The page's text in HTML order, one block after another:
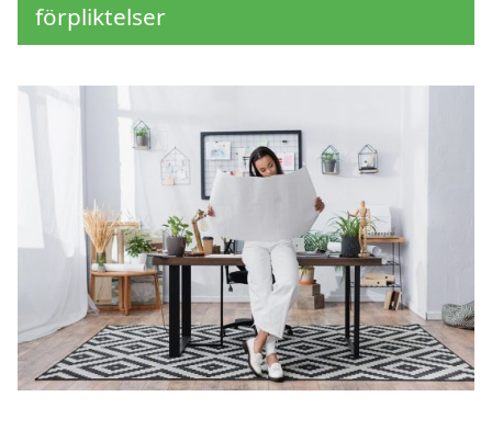
förpliktelser